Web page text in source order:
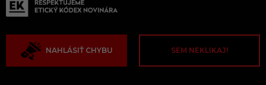
NAHLÁSIŤ CHYBU SEM NEKLIKAJ!